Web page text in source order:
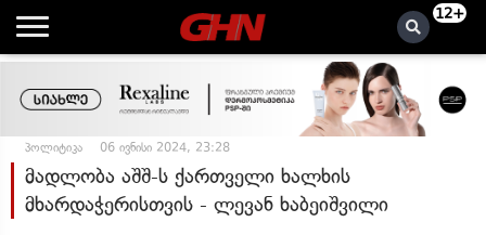
12+
პოლიტიკა 06 ივნისი 2024, 23:28
მადლობა აშშ-ს ქართველი ხალხის
მხარდაჭერისთვის - ლევან ხაბეიშვილი